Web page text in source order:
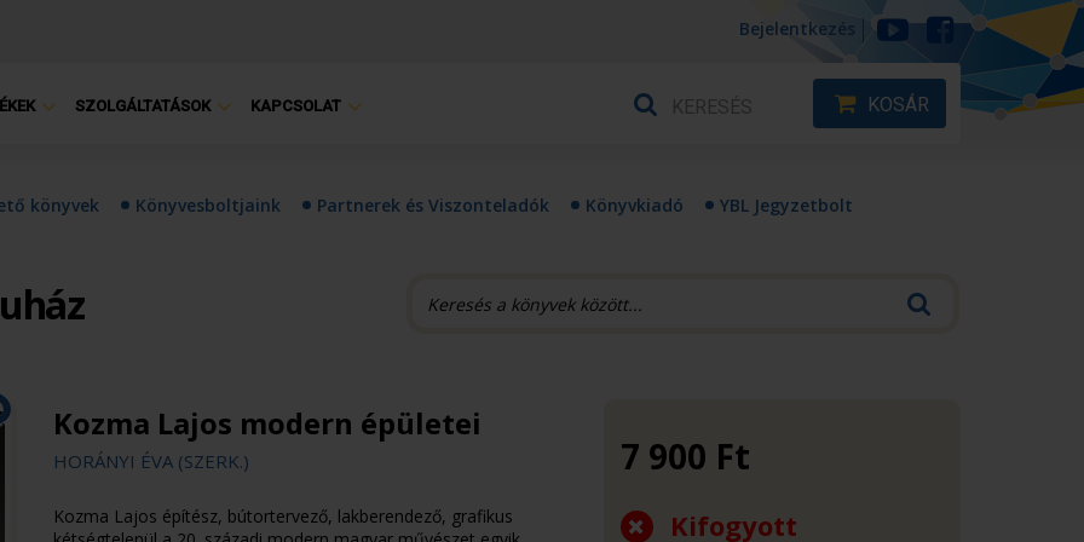
Bejelentkezés
SZOLGÁLTATÁSOK KAPCSOLAT KOSÁR
könyvek Könyvesboltjaink Partnerek és Viszonteladók Könyvkiadó YBL Jegyzetbolt
Kozma Lajos modern épületei
HORÁNYI ÉVA (SZERK.)
Kozma Lajos építész, bútortervező, lakberendező, grafikus
7 900 Ft
Kifogyott